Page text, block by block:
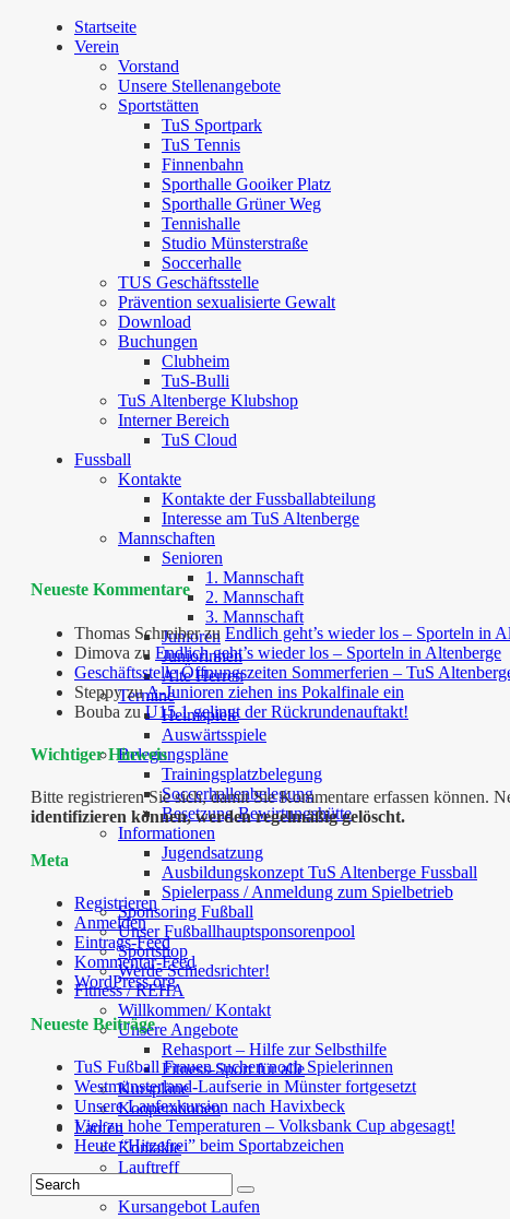
Startseite
Verein
Vorstand
Unsere Stellenangebote
Sportstätten
TuS Sportpark
TuS Tennis
Finnenbahn
Sporthalle Gooiker Platz
Sporthalle Grüner Weg
Tennishalle
Studio Münsterstraße
Soccerhalle
TUS Geschäftsstelle
Prävention sexualisierte Gewalt
Download
Buchungen
Clubheim
TuS-Bulli
TuS Altenberge Klubshop
Interner Bereich
TuS Cloud
Fussball
Kontakte
Kontakte der Fussballabteilung
Interesse am TuS Altenberge
Mannschaften
Senioren
1. Mannschaft
2. Mannschaft
3. Mannschaft
Junioren
Juniorinnen
Alte Herren
Termine
Heimspiele
Auswärtsspiele
Belegungspläne
Trainingsplatzbelegung
Soccerhallenbelegung
Besetzung Bewirtungshütte
Informationen
Jugendsatzung
Ausbildungskonzept TuS Altenberge Fussball
Spielerpass / Anmeldung zum Spielbetrieb
Sponsoring Fußball
Unser Fußballhauptsponsorenpool
Sportshop
Werde Schiedsrichter!
Fitness / REHA
Willkommen/ Kontakt
Unsere Angebote
Rehasport – Hilfe zur Selbsthilfe
Fitness-Sport für alle
Kurspläne
Kooperationen
Laufen
Kontakte
Lauftreff
Kursangebot Laufen
Neueste Kommentare
Thomas Schreiberzu Endlich geht’s wieder los – Sporteln in
Dimova zu Endlich geht’s wieder los – Sporteln in Altenberge
Geschäftsstelle Öffnungszeiten Sommerferien – TuS
SteppyzuA-Junioren ziehen ins Pokalfinale ein
Bouba zuU15.1 gelingt der Rückrundenauftakt!
Wichtiger Hinweis
Bitte registrieren Sie sich, damit Sie Kommentare erfassen können.
identifizieren können, werden regelmäßig gelöscht.
Meta
Registrieren
Anmelden
Eintrags-Feed
Kommentar-Feed
WordPress.org
Neueste Beiträge
TuS Fußball Frauen suchen noch Spielerinnen
Westmünsterland-Laufserie in Münster fortgesetzt
Unsere Laufexkursion nach Havixbeck
Viel zu hohe Temperaturen – Volksbank Cup abgesagt!
Heute “Hitzefrei” beim Sportabzeichen